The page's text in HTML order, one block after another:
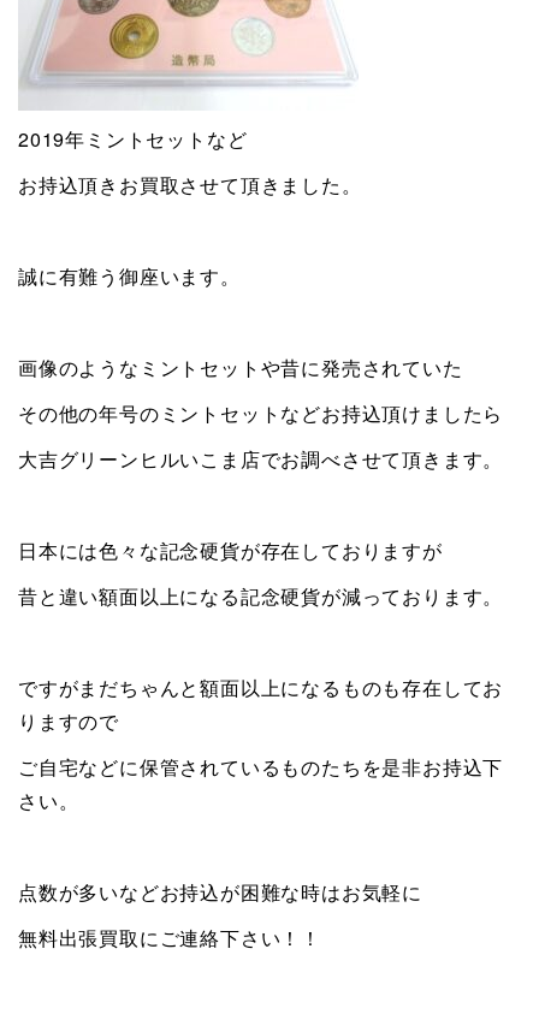
2019年ミントセットなど
お持込頂きお買取させて頂きました。
誠に有難う御座います。
画像のようなミントセットや昔に発売されていた
その他の年号のミントセットなどお持込頂けましたら
大吉グリーンヒルいこま店でお調べさせて頂きます。
日本には色々な記念硬貨が存在しておりますが
昔と違い額面以上になる記念硬貨が減っております。
ですがまだちゃんと額面以上になるものも存在してお
りますので
ご自宅などに保管されているものたちを是非お持込下
さい。
点数が多いなどお持込が困難な時はお気軽に
無料出張買取にご連絡下さい！！